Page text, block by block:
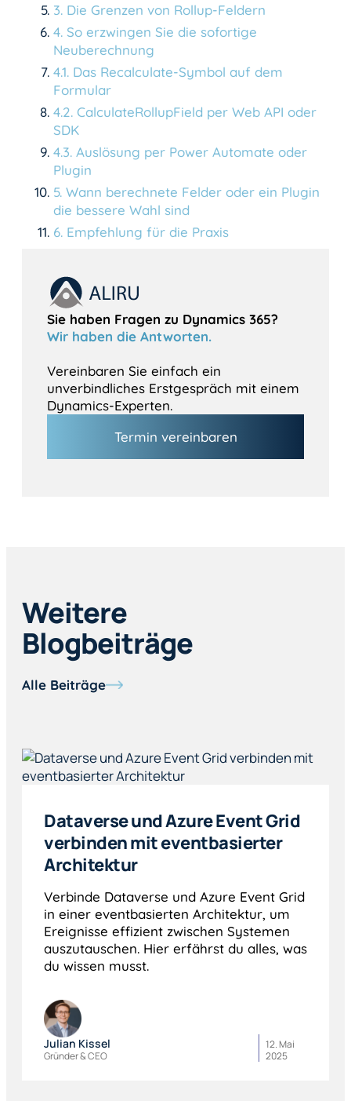
3. Die Grenzen von Rollup-Feldern
4. So erzwingen Sie die sofortige
Neuberechnung
4.1. Das Recalculate-Symbol auf dem
Formular
4.2. CalculateRollupField per Web API oder
SDK
4.3. Auslösung per Power Automate oder
Plugin
5. Wann berechnete Felder oder ein Plugin
die bessere Wahl sind
6. Empfehlung für die Praxis
Sie haben Fragen zu Dynamics 365?
Wir haben die Antworten.
Vereinbaren Sie einfach ein
unverbindliches Erstgespräch mit einem
Dynamics-Experten.
Termin vereinbaren
Weitere
Blogbeiträge
Alle Beiträge
Dataverse und Azure Event Grid
verbinden mit eventbasierter
Architektur
Verbinde Dataverse und Azure Event Grid
in einer eventbasierten Architektur, um
Ereignisse effizient zwischen Systemen
auszutauschen. Hier erfährst du alles, was
du wissen musst.
Julian Kissel
Gründer & CEO
12. Mai
2025